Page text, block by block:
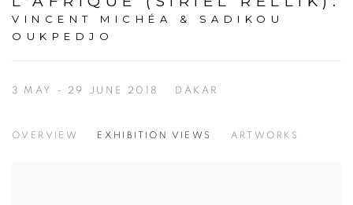
VINCENT MICHÉA & SADIKOU
OUKPEDJO
3 MAY - 29 JUNE 2018 DAKAR
OVERVIEW EXHIBITION VIEWS ARTWORKS